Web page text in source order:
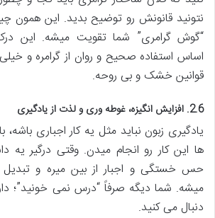
نتونید قانونش رو توضیح بدید. این همون
“گوش گرامری” شما تقویت میشه. این درک
اساس استفاده صحیح و روان از گرامره و
قوانین خشک و بی روحه.
2.6. افزایش انگیزه، غوطه وری و لذت از یادگیری
یادگیری زبون نباید مثل یه کار اجباری
ها این کار رو انجام میدن. وقتی درگیر یه
حس خستگی و اجبار از بین میره و
میشه. شما دیگه صرفاً “درس نمی خونید”؛
دنبال می کنید.